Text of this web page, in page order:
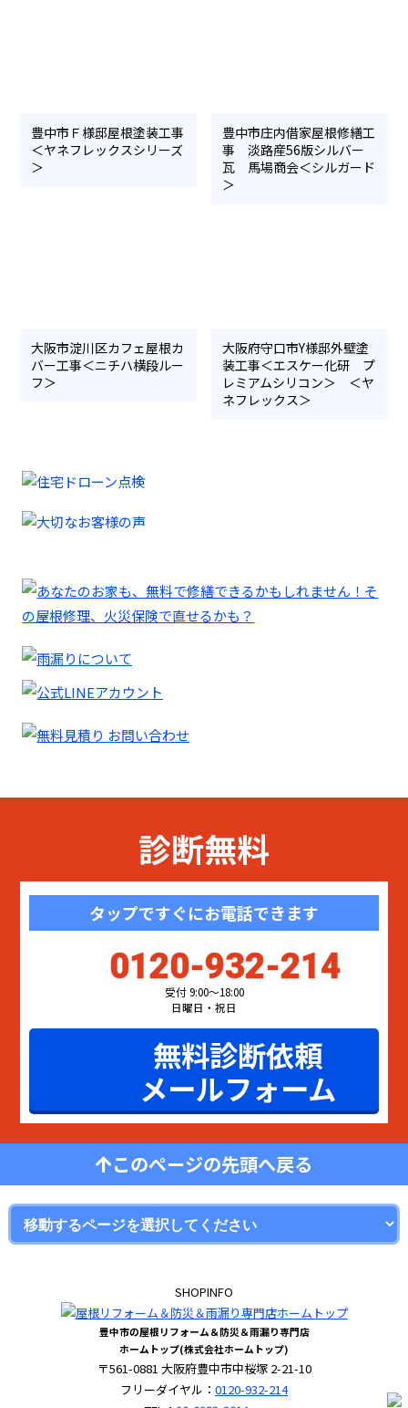
豊中市Ｆ様邸屋根塗装工事
＜ヤネフレックスシリーズ
＞
豊中市庄内借家屋根修繕工
事 淡路産56版シルバー
瓦 馬場商会＜シルガード
＞
大阪市淀川区カフェ屋根カ
バー工事＜ニチハ横段ルー
フ＞
大阪府守口市Y様邸外壁塗
装工事＜エスケー化研 プ
レミアムシリコン＞ ＜ヤ
ネフレックス＞
診断無料
タップですぐにお電話できます
0120-932-214
受付 9:00〜18:00
日曜日・祝日
無料診断依頼
メールフォーム
このページの先頭へ戻る
SHOPINFO
豊中市の屋根リフォーム＆防災＆雨漏り専門店
ホームトップ(株式会社ホームトップ)
〒561-0881 大阪府豊中市中桜塚 2-21-10
フリーダイヤル： 0120-932-214